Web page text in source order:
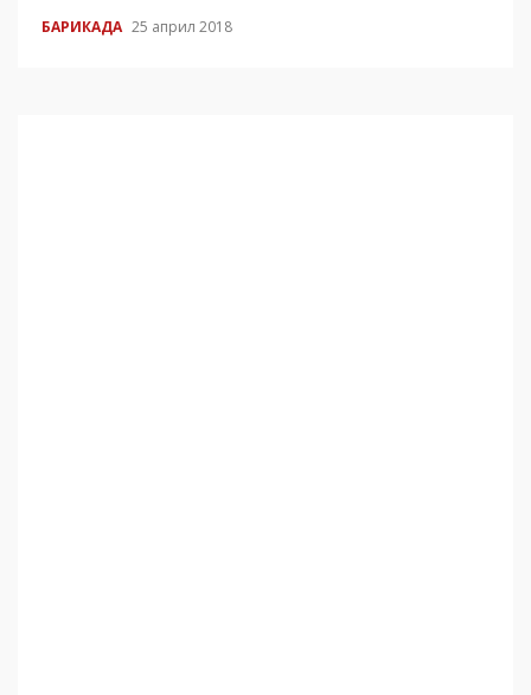
БАРИКАДА 25 април 2018